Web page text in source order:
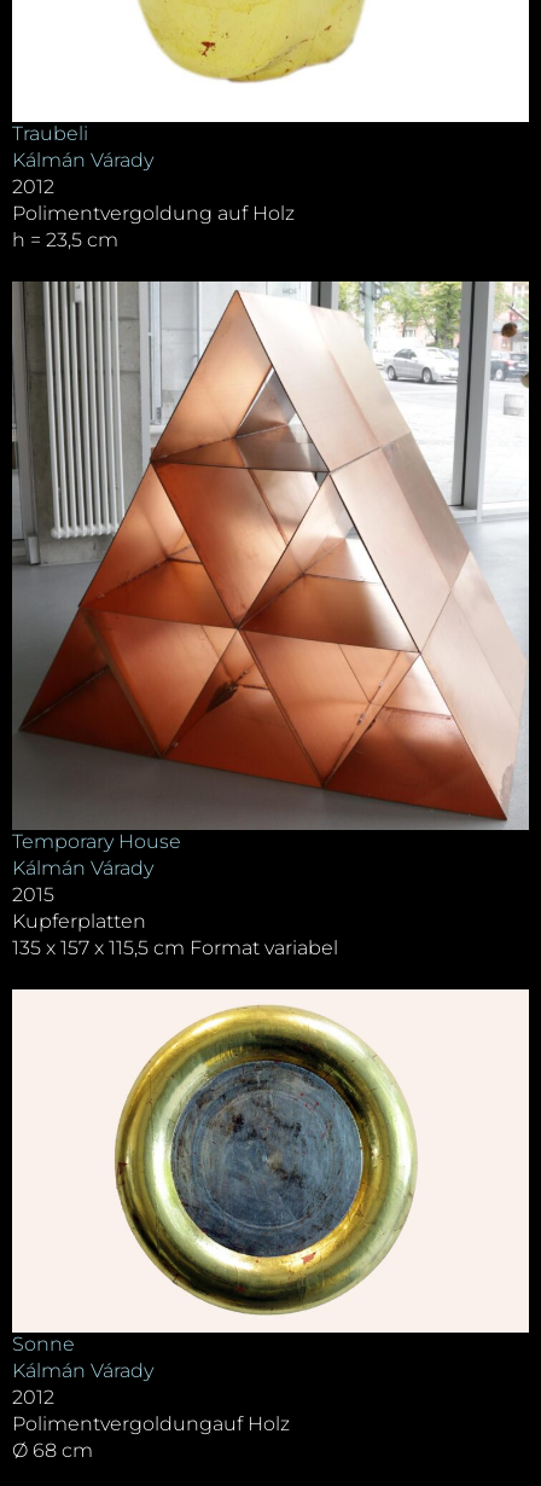
Traubeli
Kálmán Várady
2012
Polimentvergoldung auf Holz
h = 23,5 cm
Temporary House
Kálmán Várady
2015
Kupferplatten
135 x 157 x 115,5 cm Format variabel
Sonne
Kálmán Várady
2012
Polimentvergoldungauf Holz
Ø 68 cm